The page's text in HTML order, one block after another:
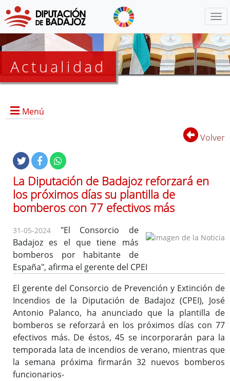
Actualidad
Menú
Noticias
Lista
de
distribución
Volver
La Diputación de Badajoz reforzará en
los próximos días su plantilla de
bomberos con 77 efectivos más
31-05-2024 "El Consorcio de
Badajoz es el que tiene más
bomberos por habitante de
España", afirma el gerente del CPEI
El gerente del Consorcio de Prevención y Extinción de
Incendios de la Diputación de Badajoz (CPEI), José
Antonio Palanco, ha anunciado que la plantilla de
bomberos se reforzará en los próximos días con 77
efectivos más. De éstos, 45 se incorporarán para la
temporada lata de incendios de verano, mientras que
la semana próxima firmarán 32 nuevos bomberos
funcionarios-